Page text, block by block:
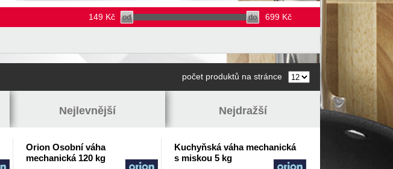
149 Kč 699 Kč
počet produktů na stránce
Nejlevnější Nejdražší
Orion Osobní váha
mechanická 120 kg
Kuchyňská váha mechanická
s miskou 5 kg